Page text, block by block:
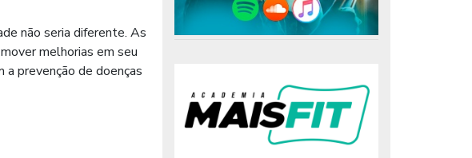
não seria diferente. As
melhorias em seu
prevenção de doenças